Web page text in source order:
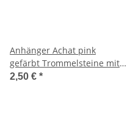
Anhänger Achat pink
gefärbt Trommelsteine mit
Stiftöse
2,50 € *